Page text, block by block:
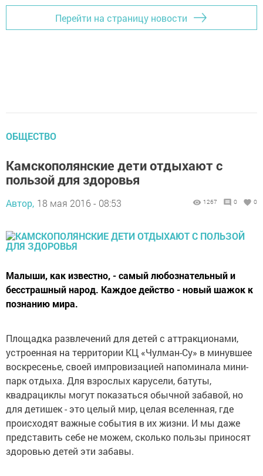
Перейти на страницу новости
ОБЩЕСТВО
Камскополянские дети отдыхают с
пользой для здоровья
Автор, 18 мая 2016 - 08:53 1267 0 0
Малыши, как известно, - самый любознательный и
бесстрашный народ. Каждое действо - новый шажок к
познанию мира.
Площадка развлечений для детей с аттракционами,
устроенная на территории КЦ «Чулман-Су» в минувшее
воскресенье, своей импровизацией напоминала мини-
парк отдыха. Для взрослых карусели, батуты,
квадрациклы могут показаться обычной забавой, но
для детишек - это целый мир, целая вселенная, где
происходят важные события в их жизни. И мы даже
представить себе не можем, сколько пользы приносят
здоровью детей эти забавы.